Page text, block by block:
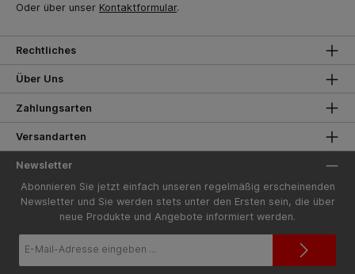
Oder über unser Kontaktformular.
Rechtliches
Über Uns
Zahlungsarten
Versandarten
Newsletter
Abonnieren Sie jetzt einfach unseren regelmäßig erscheinenden
Newsletter und Sie werden stets unter den Ersten sein, die über
neue Produkte und Angebote informiert werden.
Mail-